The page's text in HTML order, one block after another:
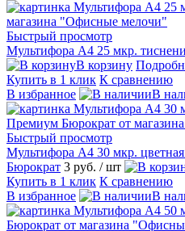
Быстрый просмотр
Мультифора А4 25 мкр.
В корзину
Купить в 1 клик К сравнению
В избранное
В
Быстрый просмотр
Мультифора А4 30 мкр.
Бюрократ 3 руб. / шт
Купить в 1 клик К сравнению
В избранное
В